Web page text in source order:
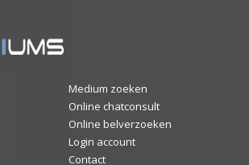
Medium zoeken
Online chatconsult
Online belverzoeken
Login account
Contact